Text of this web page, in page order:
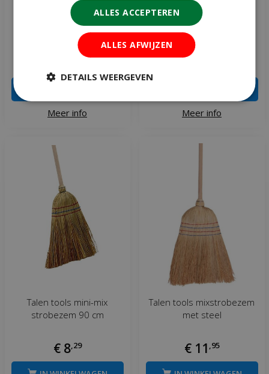
Talen tools bezem 37 cm
bruin met steel
Meer info
Talen tools raagbol kokos
Meer info
Talen tools mini-mix
strobezem 90 cm
€ 8 29
Talen tools mixstrobezem
met steel
€ 11 95
ALLES ACCEPTEREN
ALLES AFWIJZEN
DETAILS WEERGEVEN